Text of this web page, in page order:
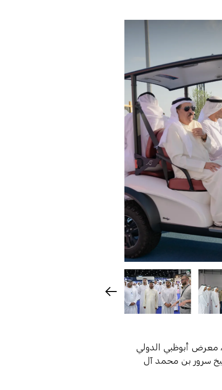
، معرض أبوظبي الدولي
الشيخ سرور بن محمد آل